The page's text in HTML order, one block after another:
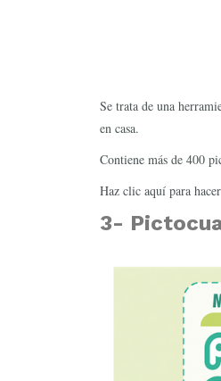
Se trata de una
en casa.
Contiene más de 400
Haz clic aquí para
3-